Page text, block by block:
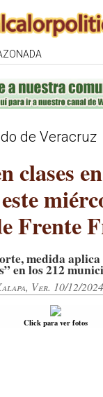
de Veracruz
clases
Frente
medida
en los 212
Ver. 10/12/2024
Click para ver fotos